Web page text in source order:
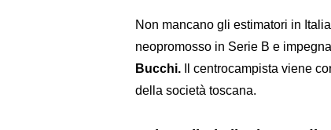
Non mancano gli estimatori in
neopromosso in Serie B e
Bucchi. Il centrocampista viene
della società toscana.